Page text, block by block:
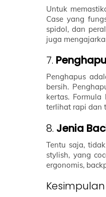
Untuk
Case yang
spidol, dan
juga
7.
Penghapus
bersih.
kertas.
terlihat rapi dan
8. Jenia
Tentu saja,
stylish, yang
ergonomis,
Kesimpulan